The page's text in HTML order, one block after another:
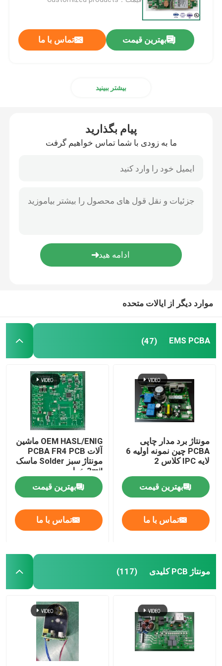
مونتاژ PCB SMT
تولید PCB
بردهای مدار چاپی فلزی
مونتاژ کابل
تشکيل جعبه
بهترین قیمت تماس با ما
بیشتر ببینید
پیام بگذارید
ما به زودی با شما تماس خواهیم گرفت
موارد دیگر از ایالات متحده
EMS PCBA
(47)
مونتاژ برد مدار چاپی
PCBA چین نمونه اولیه 6
لایه IPC کلاس 2
بهترین قیمت
تماس با ما
OEM HASL/ENIG ماشین
آلات PCBA FR4 PCB
مونتاژ سبز Solder ماسک
3mil خط
بهترین قیمت
تماس با ما
مونتاژ PCB کلیدی (117)